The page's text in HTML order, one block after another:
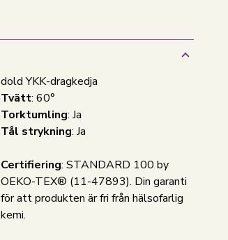
dold YKK-dragkedja
Tvätt: 60°
Torktumling: Ja
Tål strykning: Ja
Certifiering: STANDARD 100 by
OEKO-TEX® (11-47893). Din garanti
för att produkten är fri från hälsofarlig
kemi.